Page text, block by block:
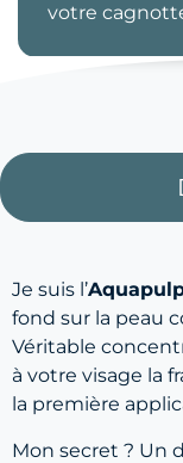
votre
Je suis l’
fond sur la peau
Véritable
à votre visage la
la première
Mon secret ? Un